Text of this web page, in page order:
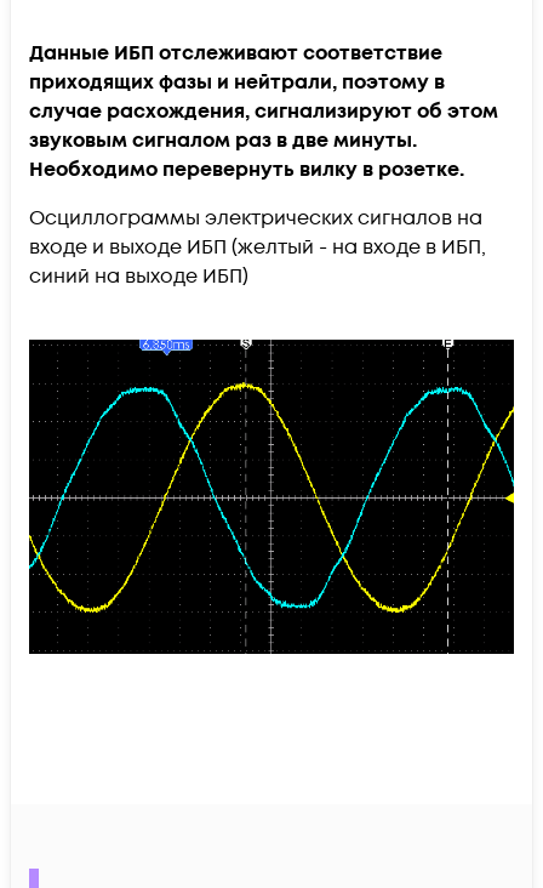
Данные ИБП отслеживают соответствие
приходящих фазы и нейтрали, поэтому в
случае расхождения, сигнализируют об этом
звуковым сигналом раз в две минуты.
Необходимо перевернуть вилку в розетке.
Осциллограммы электрических сигналов на
входе и выходе ИБП (желтый - на входе в ИБП,
синий на выходе ИБП)